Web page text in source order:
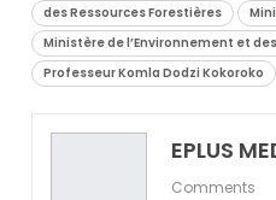
des Ressources Forestières
Ministère de l’Environnement et
Professeur Komla Dodzi Kokoroko
EPLUS
Comments